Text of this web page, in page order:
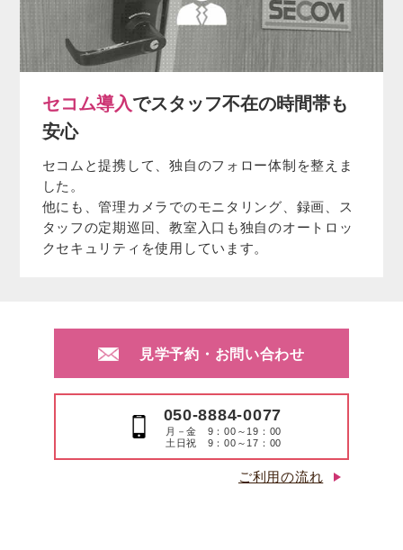
セコム導入でスタッフ不在の時間帯も
安心
セコムと提携して、独自のフォロー体制を整えま
した。
他にも、管理カメラでのモニタリング、録画、ス
タッフの定期巡回、教室入口も独自のオートロッ
クセキュリティを使用しています。
見学予約・お問い合わせ
050-8884-0077
月－金 9：00～19：00
土日祝 9：00～17：00
ご利用の流れ